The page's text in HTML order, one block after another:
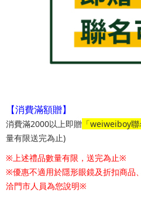
【消費滿額贈】
消費滿2000以上即贈 「weiweiboy聯
量有限送完為止)
※上述禮品數量有限，送完為止※
※優惠不適用於隱形眼鏡及折扣商品
洽門市人員為您說明※